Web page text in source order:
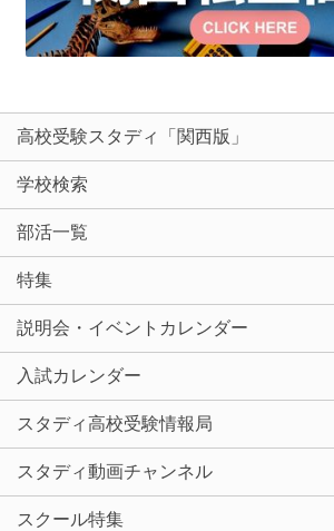
高校受験スタディ「関西版」
学校検索
部活一覧
特集
説明会・イベントカレンダー
入試カレンダー
スタディ高校受験情報局
スタディ動画チャンネル
スクール特集